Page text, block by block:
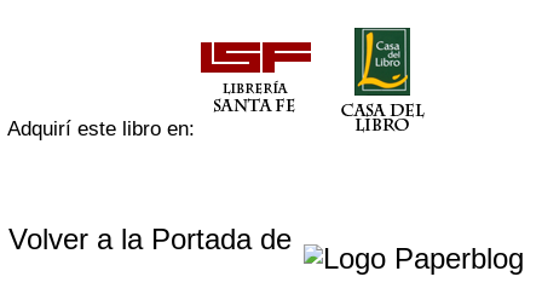
Adquirí este libro en:
Volver a la Portada de